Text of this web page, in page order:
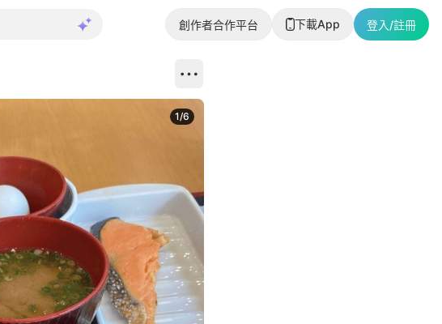
創作者合作平台 下載App 登入/註冊
1/6